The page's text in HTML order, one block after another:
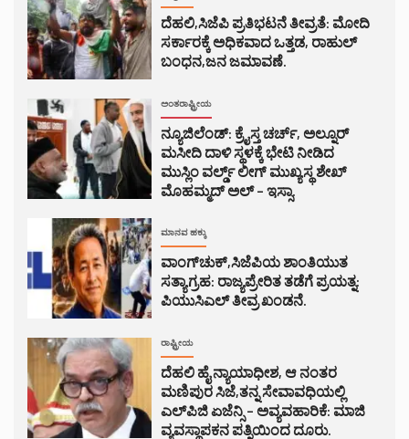
ದೆಹಲಿ,ಸಿಜೆಪಿ ಪ್ರತಿಭಟನೆ ತೀವ್ರತೆ: ಮೋದಿ
ಸರ್ಕಾರಕ್ಕೆ ಅಧಿಕವಾದ ಒತ್ತಡ, ರಾಹುಲ್
ಬಂಧನ,ಜನ ಜಮಾವಣೆ.
ಅಂತರಾಷ್ಟ್ರೀಯ
ನ್ಯೂಜಿಲೆಂಡ್: ಕ್ರೈಸ್ತ ಚರ್ಚ್, ಅಲ್ನೂರ್
ಮಸೀದಿ ದಾಳಿ ಸ್ಥಳಕ್ಕೆ ಭೇಟಿ ನೀಡಿದ
ಮುಸ್ಲಿಂ ವರ್ಲ್ಡ್ ಲೀಗ್ ಮುಖ್ಯಸ್ಥ ಶೇಖ್
ಮೊಹಮ್ಮದ್ ಅಲ್ – ಇಸ್ಸಾ.
ಮಾನವ ಹಕ್ಕು
ವಾಂಗ್‌ಚುಕ್,ಸಿಜೆಪಿಯ ಶಾಂತಿಯುತ
ಸತ್ಯಾಗ್ರಹ: ರಾಜ್ಯಪ್ರೇರಿತ ತಡೆಗೆ ಪ್ರಯತ್ನ:
ಪಿಯುಸಿಎಲ್ ತೀವ್ರ ಖಂಡನೆ.
ರಾಷ್ಟ್ರೀಯ
ದೆಹಲಿ ಹೈ ನ್ಯಾಯಾಧೀಶ, ಆ ನಂತರ
ಮಣಿಪುರ ಸಿಜೆ,ತನ್ನ ಸೇವಾವಧಿಯಲ್ಲಿ
ಎಲ್‌ಪಿಜಿ ಏಜೆನ್ಸಿ – ಅವ್ಯವಹಾರಿಕೆ: ಮಾಜಿ
ವ್ಯವಸ್ಥಾಪಕನ ಪತ್ನಿಯಿಂದ ದೂರು.